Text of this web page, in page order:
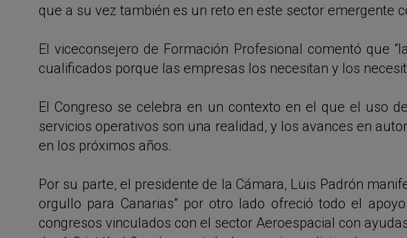
que a su vez también es un reto en este sector emergente
El viceconsejero de Formación Profesional comentó que
cualificados porque las empresas los necesitan y los
El Congreso se celebra en un contexto en el que el uso
servicios operativos son una realidad, y los avances en
en los próximos años.
Por su parte, el presidente de la Cámara, Luis Padrón
orgullo para Canarias” por otro lado ofreció todo el
congresos vinculados con el sector Aeroespacial con